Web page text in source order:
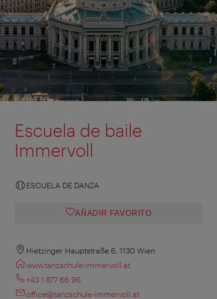
Escuela de baile
Immervoll
ESCUELA DE DANZA
AÑADIR FAVORITO
Hietzinger Hauptstraße 6, 1130 Wien
www.tanzschule-immervoll.at
+43 1 877 66 96
office@tanzschule-immervoll.at